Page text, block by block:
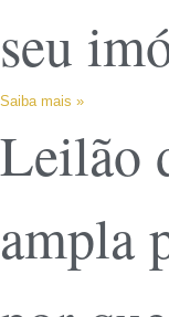
seu
Saiba mais »
Leilão
ampla